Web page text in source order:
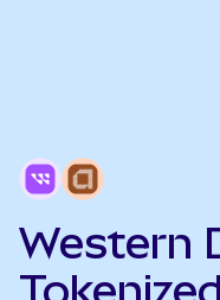
Western